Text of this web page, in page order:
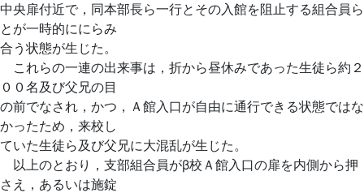
中央扉付近で，同本部長ら一行とその入館を阻止する組合員ら
とが一時的ににらみ
合う状態が生じた。
これらの一連の出来事は，折から昼休みであった生徒ら約２
００名及び父兄の目
の前でなされ，かつ，Ａ館入口が自由に通行できる状態ではな
かったため，来校し
ていた生徒ら及び父兄に大混乱が生じた。
以上のとおり，支部組合員がβ校Ａ館入口の扉を内側から押
さえ，あるいは施錠